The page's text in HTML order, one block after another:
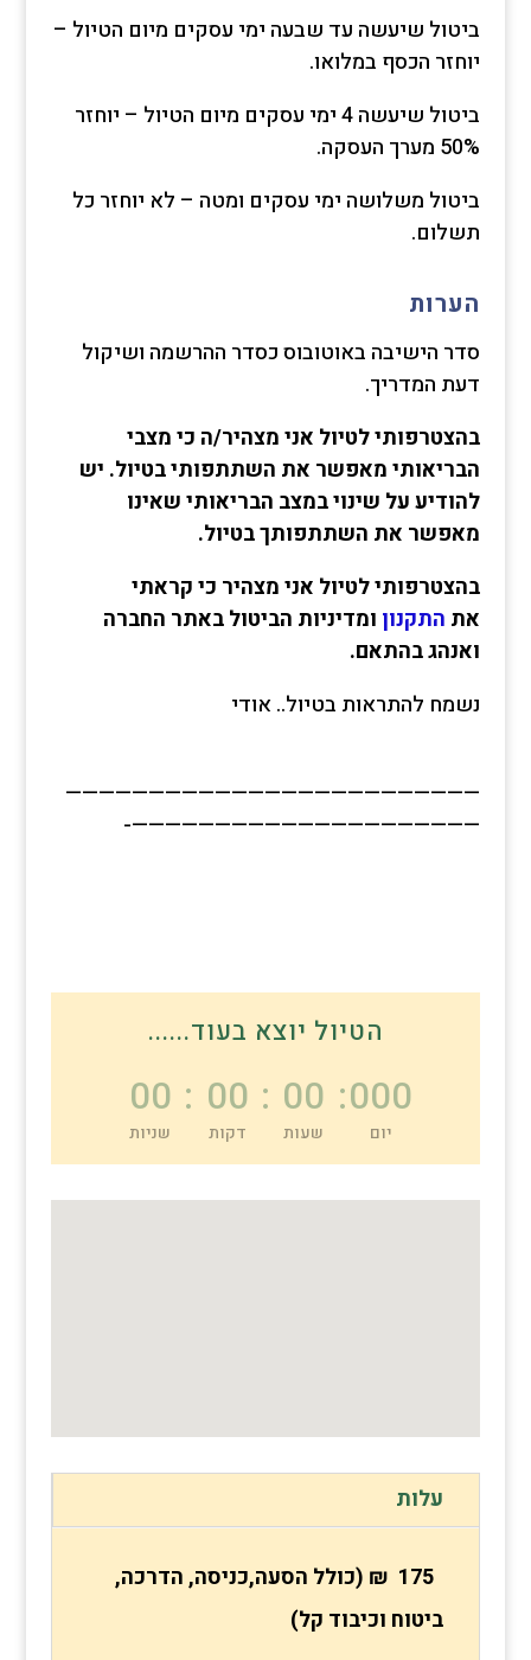
ביטול שיעשה עד שבעה ימי עסקים מיום הטיול –
יוחזר הכסף במלואו.
ביטול שיעשה 4 ימי עסקים מיום הטיול – יוחזר
50% מערך העסקה.
ביטול משלושה ימי עסקים ומטה – לא יוחזר כל
תשלום.
הערות
סדר הישיבה באוטובוס כסדר ההרשמה ושיקול
דעת המדריך.
בהצטרפותי לטיול אני מצהיר/ה כי מצבי
הבריאותי מאפשר את השתתפותי בטיול. יש
להודיע על שינוי במצב הבריאותי שאינו
מאפשר את השתתפותך בטיול.
בהצטרפותי לטיול אני מצהיר כי קראתי
את התקנון ומדיניות הביטול באתר החברה
ואנהג בהתאם.
נשמח להתראות בטיול.. אודי
—————————————————————————
—————————————————————-
הטיול יוצא בעוד......
000
יום
:
00
שעות
:
00
דקות
:
00
שניות
עלות
175 ₪ (כולל הסעה,כניסה, הדרכה,
ביטוח וכיבוד קל)